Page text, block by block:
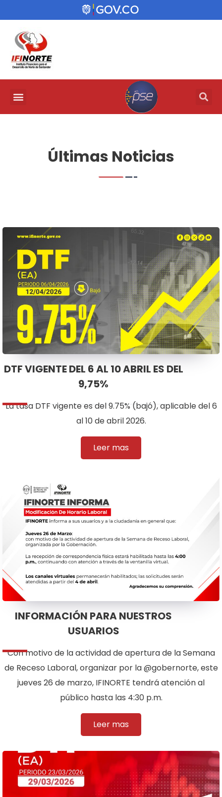
Últimas Noticias
DTF VIGENTE DEL 6 AL 10 ABRIL ES DEL
9,75%
La tasa DTF vigente es del 9.75% (bajó), aplicable del 6
al 10 de abril 2026.
Leer mas
INFORMACIÓN PARA NUESTROS
USUARIOS
Con motivo de la actividad de apertura de la Semana
de Receso Laboral, organizar por la @gobernorte, este
jueves 26 de marzo, IFINORTE tendrá atención al
público hasta las 4:30 p.m.
Leer mas